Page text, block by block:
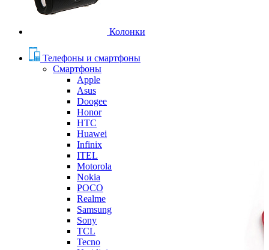
Колонки
Телефоны и смартфоны
Смартфоны
Apple
Asus
Doogee
Honor
HTC
Huawei
Infinix
ITEL
Motorola
Nokia
POCO
Realme
Samsung
Sony
TCL
Tecno